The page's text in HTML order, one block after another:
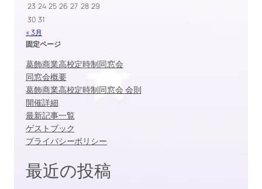
23 24 25 26 27 28 29
30 31
« 3月
固定ページ
葛飾商業高校定時制同窓会
同窓会概要
葛飾商業高校定時制同窓会 会則
開催詳細
最新記事一覧
ゲストブック
プライバシーポリシー
最近の投稿